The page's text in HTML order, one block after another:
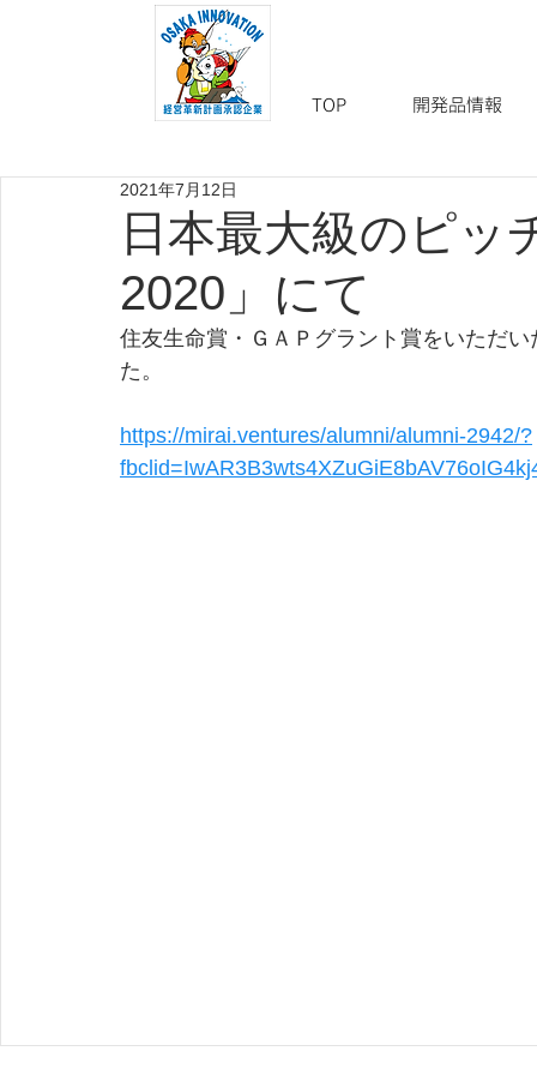
TOP 開発品情報
日本最大級のピッ
2020」にて
2021年7月12日
住友生命賞・ＧＡＰグラント賞をいただ
た。
https://mirai.ventures/alumni/alumni-2942/?